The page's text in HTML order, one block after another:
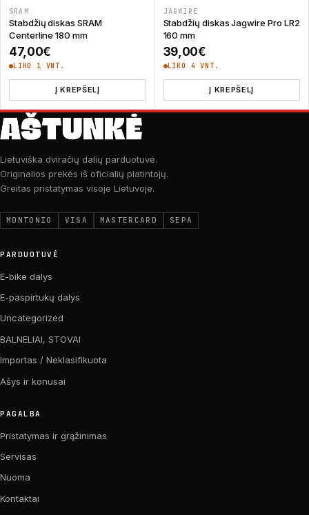
SRAM
Stabdžių diskas SRAM
Centerline 180 mm
47,00€
LIKO 1 VNT.
Į KREPŠELĮ
JAGWIRE
Stabdžių diskas Jagwire Pro LR2
160 mm
39,00€
LIKO 4 VNT.
Į KREPŠELĮ
Lietuviška dviračių dalių parduotuvė.
Originalios prekės iš oficialių platintojų.
Greitas pristatymas visoje Lietuvoje.
MONTONIO VISA MASTERCARD SEPA
PARDUOTUVĖ
E-bike dalys
E-paspirtukų dalys
Uncategorized
BALNELIAI, STOVAI
Importas / Neklasifikuota
Ašys ir konusai
PAGALBA
Pristatymas ir grąžinimas
Servisas
Nuoma
Kontaktai